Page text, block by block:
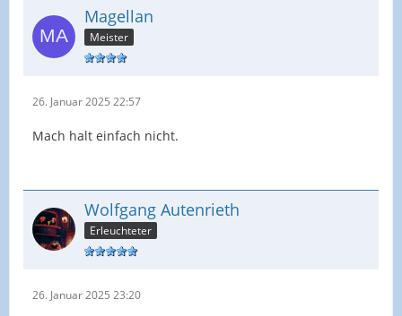
Magellan
Meister
26. Januar 2025 22:57
Mach halt einfach nicht.
Wolfgang Autenrieth
Erleuchteter
26. Januar 2025 23:20